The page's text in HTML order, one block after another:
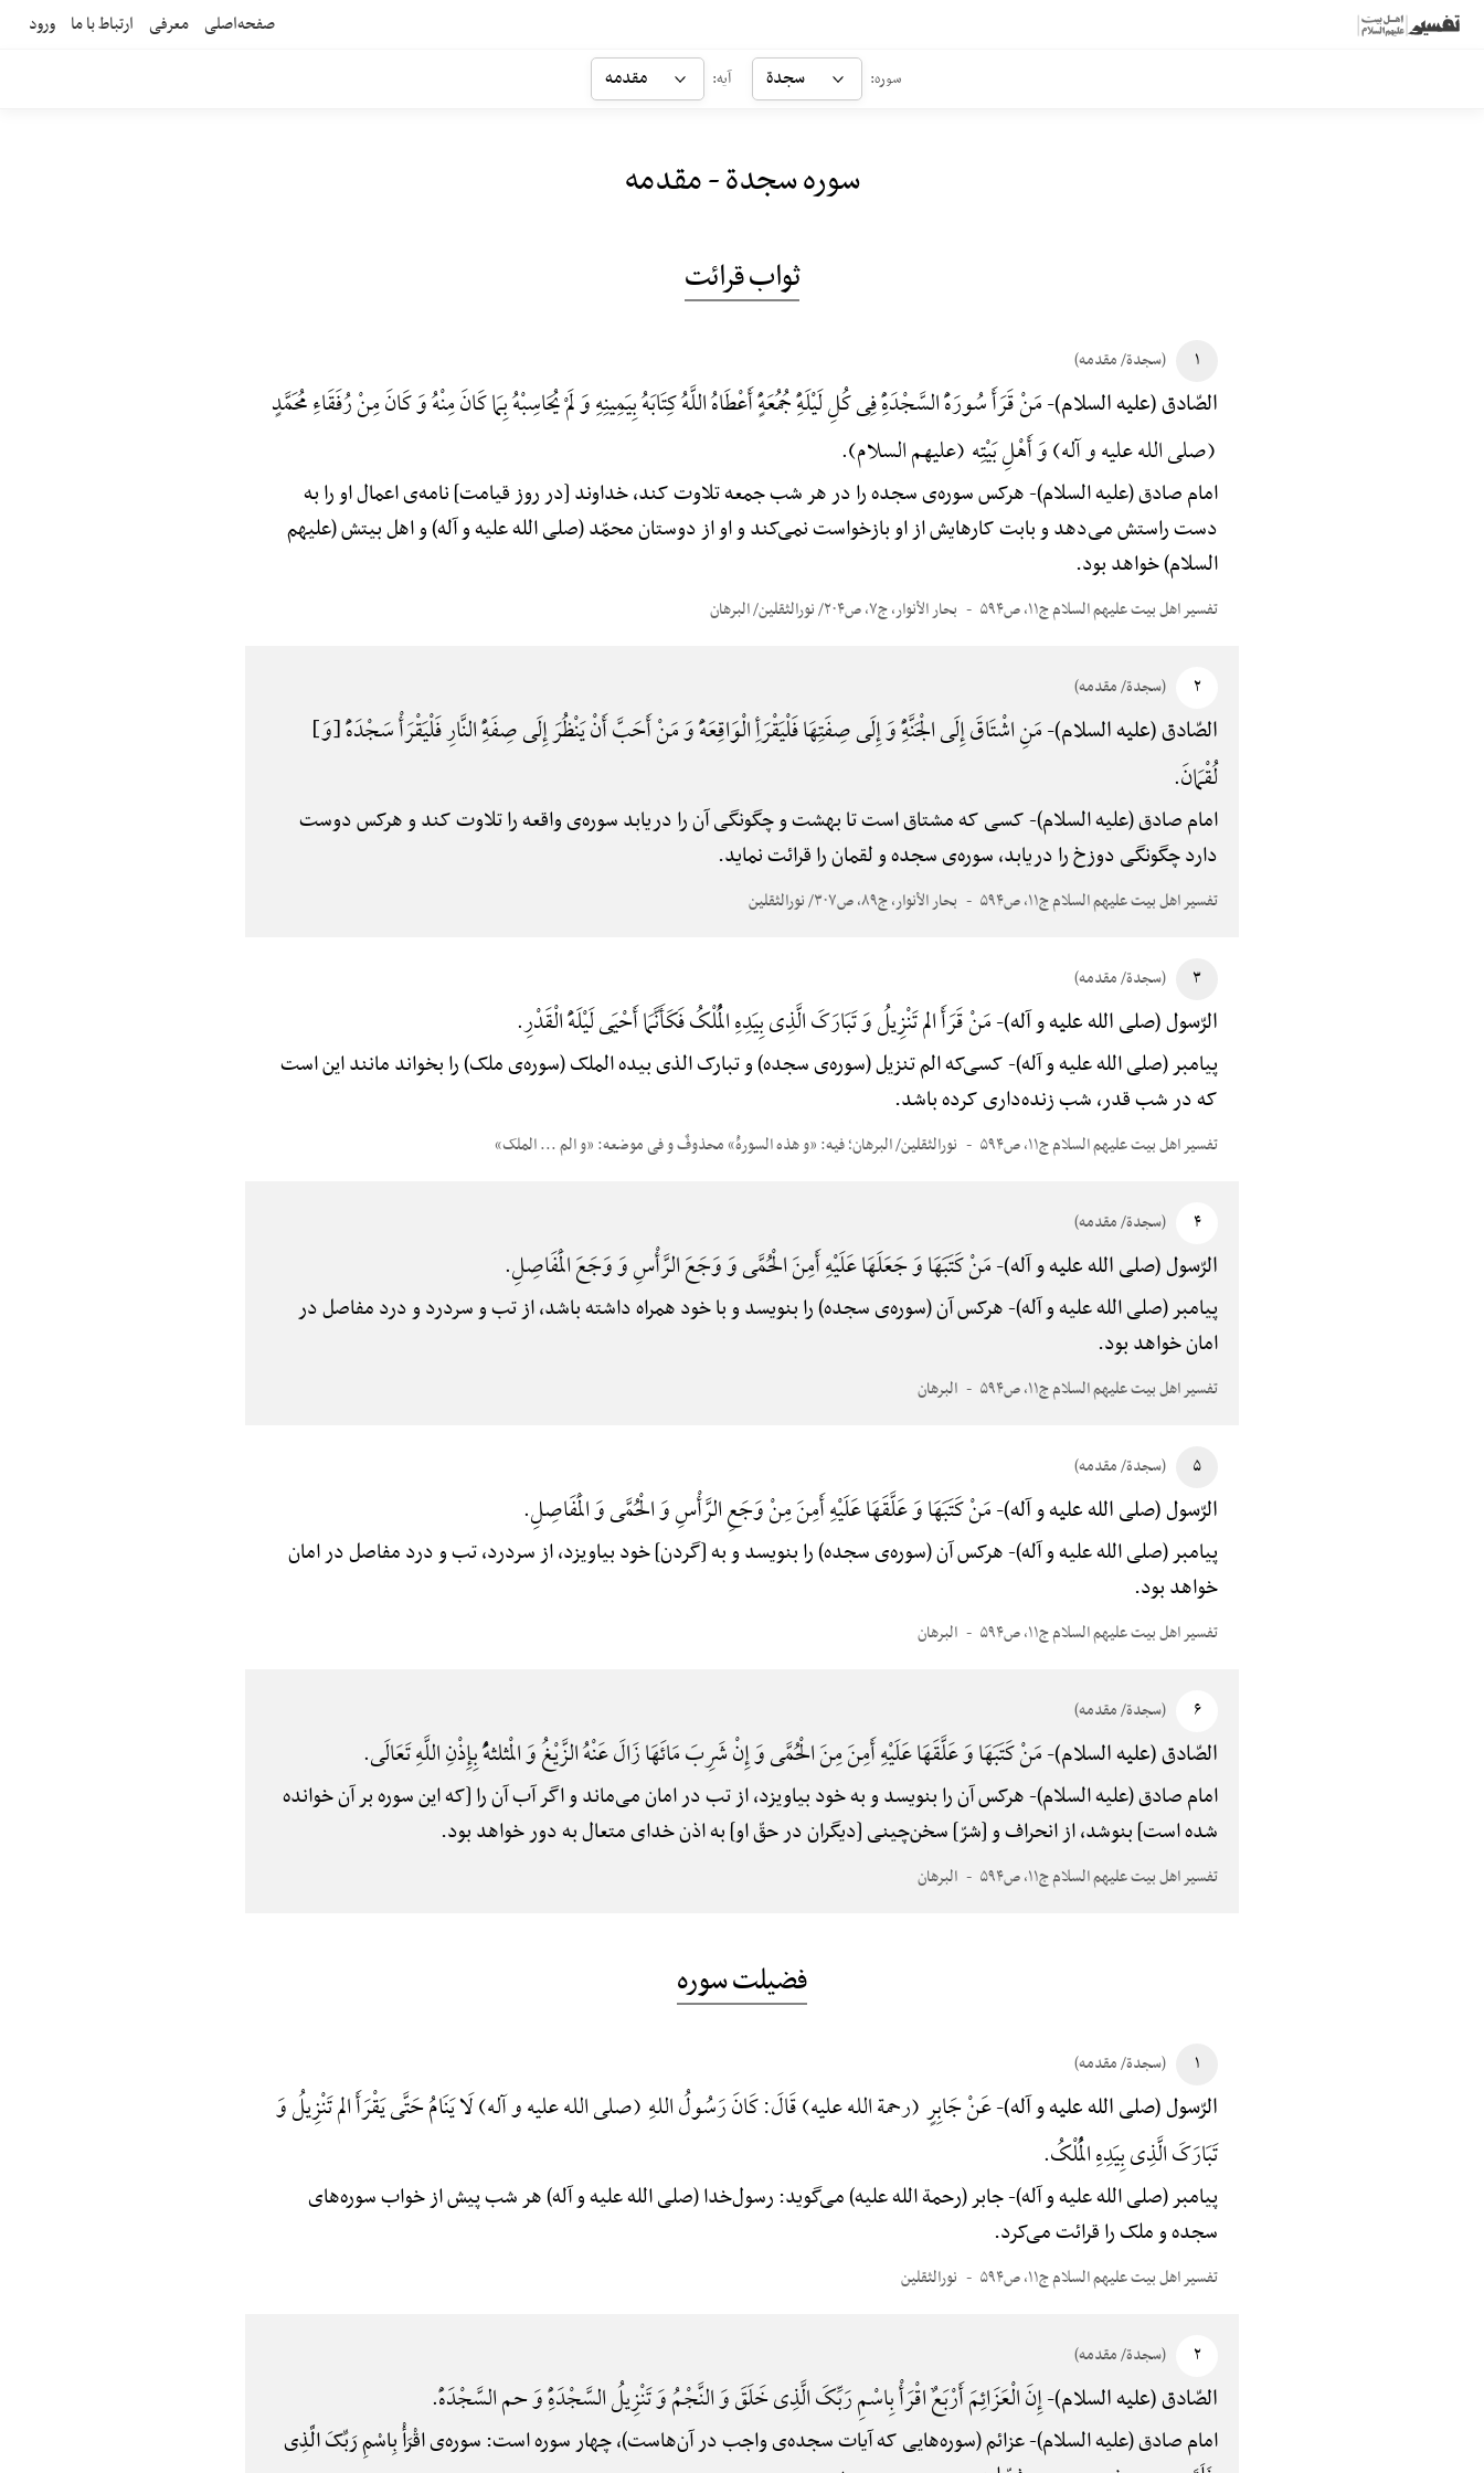
صفحه‌اصلی معرفی ارتباط با ما ورود
سوره: سجدة آیه: مقدمه
سوره سجدة - مقدمه
ثواب قرائت
۱ (سجدة/ مقدمه)
الصّادق (علیه السلام)-مَنْ قَرَأَ سُورَهًَْ السَّجْدَهًِْ فِی کُلِ لَیْلَهًِْ جُمُعَهًٍْ أَعْطَاهُ اللَّهُ کِتَابَهُ بِیَمِینِهِ وَ لَمْ یُحَاسِبْهُ بِمَا کَانَ مِنْهُ وَ کَانَ مِنْ رُفَقَاءِ مُحَمَّدٍ
(صلی الله علیه و آله) وَ أَهْلِ بَیْتِه (علیهم السلام).
امام صادق (علیه السلام)-هرکس سوره‌ی سجده را در هر شب جمعه تلاوت کند، خداوند [در روز قیامت] نامه‌ی اعمال او را به
دست راستش می‌دهد و بابت کارهایش از او بازخواست نمی‌کند و او از دوستان محمّد (صلی الله علیه و آله) و اهل بیتش (علیهم
السلام) خواهد بود.
تفسیر اهل بیت علیهم السلام ج۱۱، ص۵۹۴ بحار الأنوار، ج۷، ص۲۰۴/ نورالثقلین/ البرهان
۲ (سجدة/ مقدمه)
الصّادق (علیه السلام)-مَنِ اشْتَاقَ إِلَی الْجَنَّهًِْ وَ إِلَی صِفَتِهَا فَلْیَقْرَأِ الْوَاقِعَهًَْ وَ مَنْ أَحَبَّ أَنْ یَنْظُرَ إِلَی صِفَهًِْ النَّارِ فَلْیَقْرَأْ سَجْدَهًَْ {وَ}
لُقْمَانَ.
امام صادق (علیه السلام)-کسی که مشتاق است تا بهشت و چگونگی آن را دریابد سوره‌ی واقعه را تلاوت کند و هرکس دوست
دارد چگونگی دوزخ را دریابد، سوره‌ی سجده و لقمان را قرائت نماید.
تفسیر اهل بیت علیهم السلام ج۱۱، ص۵۹۴ بحار الأنوار، ج۸۹، ص۳۰۷/ نورالثقلین
۳ (سجدة/ مقدمه)
الرّسول (صلی الله علیه و آله)-مَنْ قَرَأَ الم تَنْزِیلُ وَ تَبَارَکَ الَّذِی بِیَدِهِ الْمُلْکُ فَکَأَنَّمَا أَحْیَی لَیْلَهًَْ الْقَدْرِ.
پیامبر (صلی الله علیه و آله)-کسی‌که الم تنزیل (سوره‌ی سجده) و تبارک الذی بیده الملک (سوره‌ی ملک) را بخواند مانند این است
که در شب قدر، شب زنده‌داری کرده باشد.
تفسیر اهل بیت علیهم السلام ج۱۱، ص۵۹۴ نورالثقلین/ البرهان؛ فیه: «و هذه السورهًْ» محذوفٌ و فی موضعه: «و الم ... الملک»
۴ (سجدة/ مقدمه)
الرّسول (صلی الله علیه و آله)-مَنْ کَتَبَهَا وَ جَعَلَهَا عَلَیْهِ أَمِنَ الْحُمَّی وَ وَجَعَ الرَّأْسِ وَ وَجَعَ الْمَفَاصِلِ.
پیامبر (صلی الله علیه و آله)-هرکس آن (سوره‌ی سجده) را بنویسد و با خود همراه داشته باشد، از تب و سردرد و درد مفاصل در
امان خواهد بود.
تفسیر اهل بیت علیهم السلام ج۱۱، ص۵۹۴ البرهان
۵ (سجدة/ مقدمه)
الرّسول (صلی الله علیه و آله)-مَنْ کَتَبَهَا وَ عَلَّقَهَا عَلَیْهِ أَمِنَ مِنْ وَجَعِ الرَّأْسِ وَ الْحُمَّی وَ الْمَفَاصِلِ.
پیامبر (صلی الله علیه و آله)-هرکس آن (سوره‌ی سجده) را بنویسد و به [گردن] خود بیاویزد، از سردرد، تب و درد مفاصل در امان
خواهد بود.
تفسیر اهل بیت علیهم السلام ج۱۱، ص۵۹۴ البرهان
۶ (سجدة/ مقدمه)
الصّادق (علیه السلام)-مَنْ کَتَبَهَا وَ عَلَّقَهَا عَلَیْهِ أَمِنَ مِنَ الْحُمَّی وَ إِنْ شَرِبَ مَائَهَا زَالَ عَنْهُ الزَّیْغُ وَ الْمثلثهًُْ بِإِذْنِ اللَّهِ تَعَالَی.
امام صادق (علیه السلام)-هرکس آن را بنویسد و به خود بیاویزد، از تب در امان می‌ماند و اگر آب آن را [که این سوره بر آن خوانده
شده است] بنوشد، از انحراف و [شرّ] سخن‌چینی [دیگران در حقّ او] به اذن خدای متعال به دور خواهد بود.
تفسیر اهل بیت علیهم السلام ج۱۱، ص۵۹۴ البرهان
فضیلت سوره
۱ (سجدة/ مقدمه)
الرّسول (صلی الله علیه و آله)-عَنْ جَابِرٍ (رحمة الله علیه) قَالَ: کَانَ رَسُولُ اللهِ (صلی الله علیه و آله) لَا یَنَامُ حَتَّی یَقْرَأَ الم تَنْزِیلُ وَ
تَبَارَکَ الَّذِی بِیَدِهِ الْمُلْکُ.
پیامبر (صلی الله علیه و آله)-جابر (رحمة الله علیه) می‌گوید: رسول‌خدا (صلی الله علیه و آله) هر شب پیش از خواب سوره‌های
سجده و ملک را قرائت می‌کرد.
تفسیر اهل بیت علیهم السلام ج۱۱، ص۵۹۴ نورالثقلین
۲ (سجدة/ مقدمه)
الصّادق (علیه السلام)-إِنَ الْعَزَائِمَ أَرْبَعٌ اقْرَأْ بِاسْمِ رَبِّکَ الَّذِی خَلَقَ وَ النَّجْمُ وَ تَنْزِیلُ السَّجْدَهًِْ وَ حم السَّجْدَهًْ.
امام صادق (علیه السلام)-عزائم (سوره‌هایی که آیات سجده‌ی واجب در آن‌هاست)، چهار سوره است: سوره‌ی اقْرَأْ بِاسْمِ رَبِّکَ الَّذِی